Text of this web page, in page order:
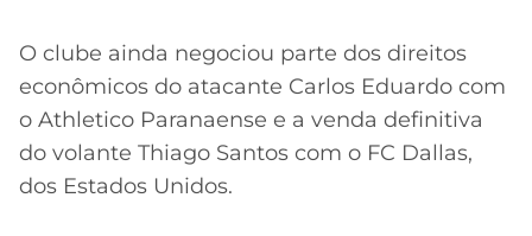
O clube ainda negociou parte dos direitos
econômicos do atacante Carlos Eduardo com
o Athletico Paranaense e a venda definitiva
do volante Thiago Santos com o FC Dallas,
dos Estados Unidos.